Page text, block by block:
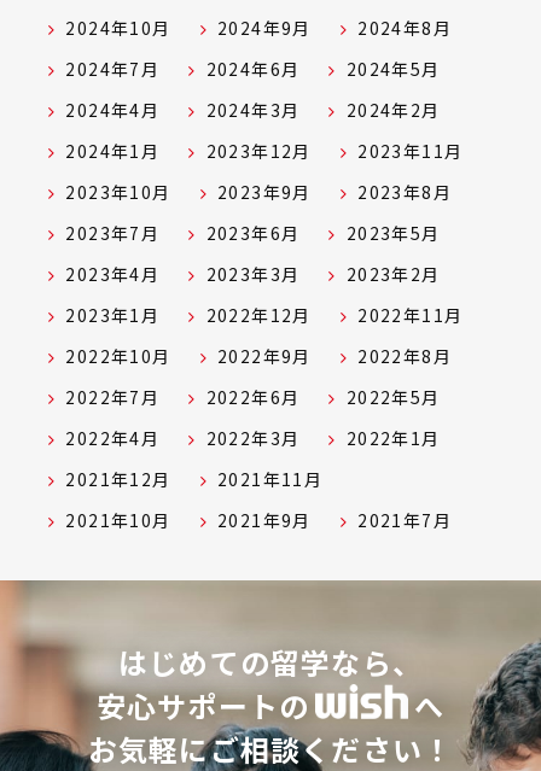
2024年10月
2024年9月
2024年8月
2024年7月
2024年6月
2024年5月
2024年4月
2024年3月
2024年2月
2024年1月
2023年12月
2023年11月
2023年10月
2023年9月
2023年8月
2023年7月
2023年6月
2023年5月
2023年4月
2023年3月
2023年2月
2023年1月
2022年12月
2022年11月
2022年10月
2022年9月
2022年8月
2022年7月
2022年6月
2022年5月
2022年4月
2022年3月
2022年1月
2021年12月
2021年11月
2021年10月
2021年9月 2021年7月
はじめての留学なら、
安心サポートの
へ
お気軽にご相談ください！